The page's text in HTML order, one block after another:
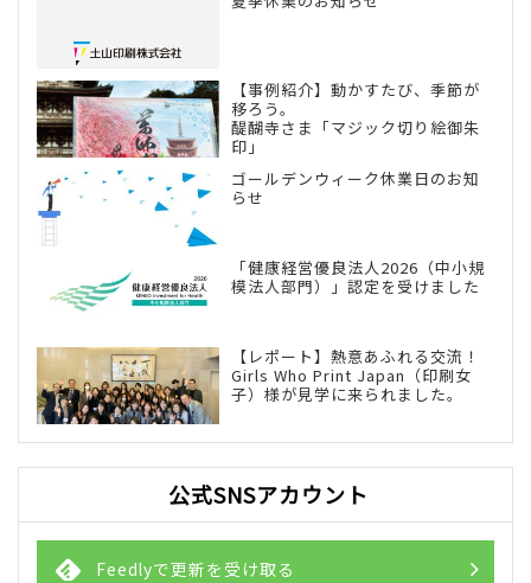
【事例紹介】動かすたび、季節が
移ろう。
醍醐寺さま「マジック切り絵御朱
印」
ゴールデンウィーク休業日のお知
らせ
「健康経営優良法人2026（中小規
模法人部門）」認定を受けました
【レポート】熱意あふれる交流！
Girls Who Print Japan（印刷女
子）様が見学に来られました。
公式SNSアカウント
Feedlyで更新を受け取る